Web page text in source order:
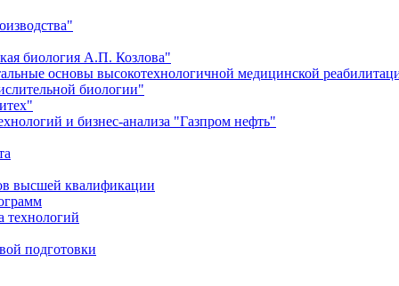
биология А.П. Козлова"
основы высокотехнологичной медицинской
биологии"
и бизнес-анализа "Газпром нефть"
высшей квалификации
технологий
подготовки